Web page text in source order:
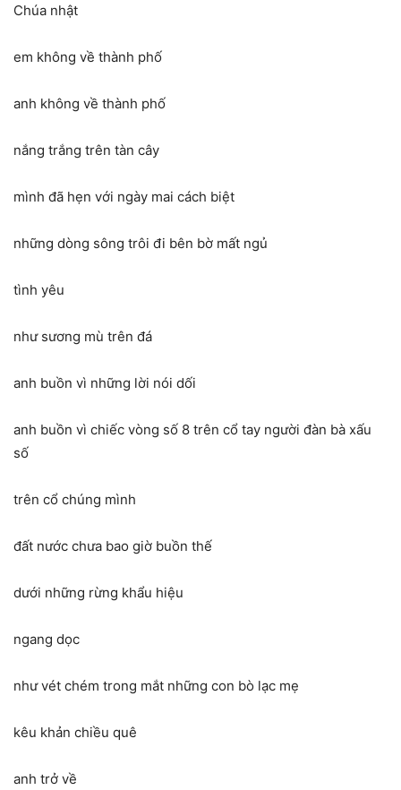
Chúa nhật
em không về thành phố
anh không về thành phố
nắng trắng trên tàn cây
mình đã hẹn với ngày mai cách biệt
những dòng sông trôi đi bên bờ mất ngủ
tình yêu
như sương mù trên đá
anh buồn vì những lời nói dối
anh buồn vì chiếc vòng số 8 trên cổ tay người đàn bà xấu
số
trên cổ chúng mình
đất nước chưa bao giờ buồn thế
dưới những rừng khẩu hiệu
ngang dọc
như vét chém trong mắt những con bò lạc mẹ
kêu khản chiều quê
anh trở về